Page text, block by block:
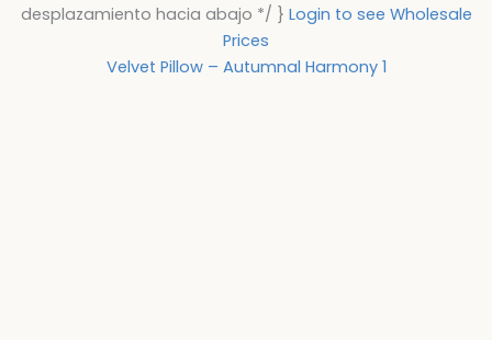
desplazamiento hacia abajo */ } Login to see Wholesale
Prices
Velvet Pillow – Autumnal Harmony 1